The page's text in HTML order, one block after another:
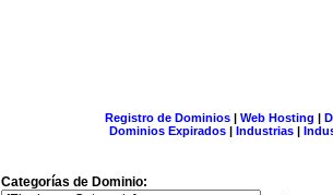
Registro de Dominios| Web Hosting |
Dominios Expirados | Industrias |
Categorías de Dominio: